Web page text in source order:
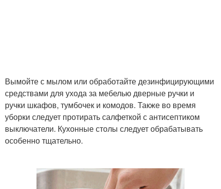
Вымойте с мылом или обработайте дезинфицирующими
средствами для ухода за мебелью дверные ручки и
ручки шкафов, тумбочек и комодов. Также во время
уборки следует протирать салфеткой с антисептиком
выключатели. Кухонные столы следует обрабатывать
особенно тщательно.